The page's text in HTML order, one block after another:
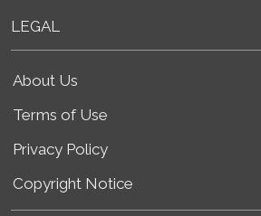
LEGAL
About Us
Terms of Use
Privacy Policy
Copyright Notice